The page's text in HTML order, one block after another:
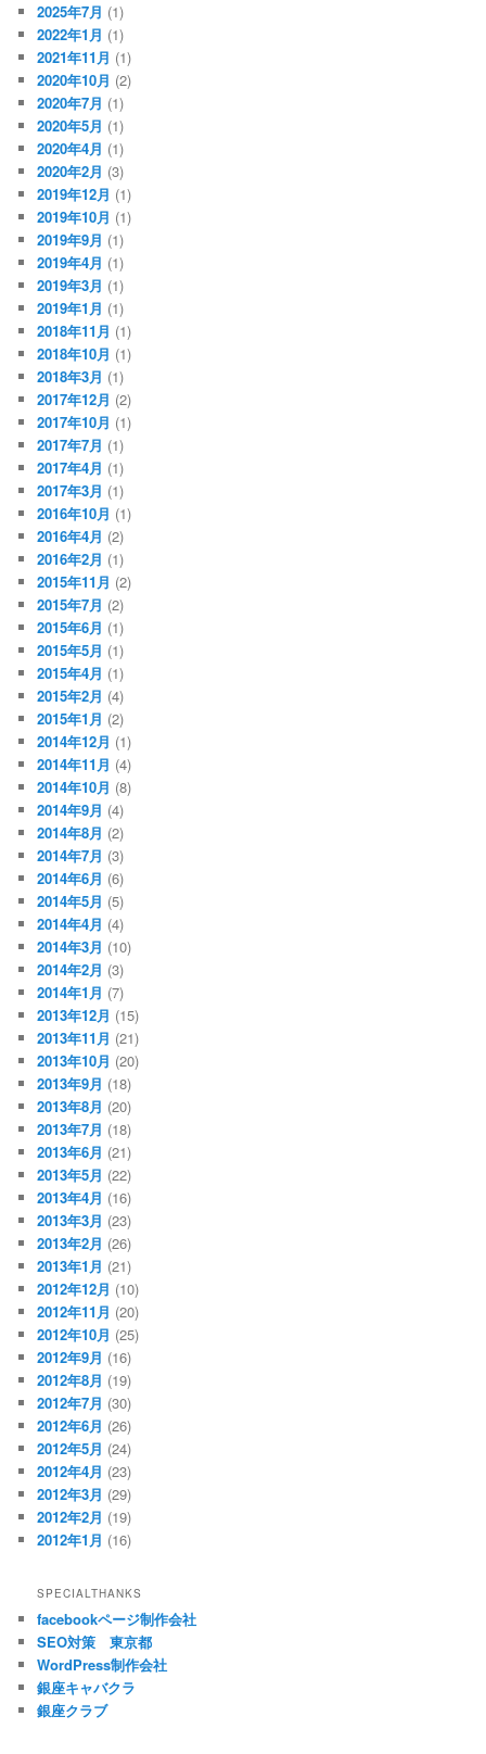
2025年7月 (1)
2022年1月 (1)
2021年11月 (1)
2020年10月 (2)
2020年7月 (1)
2020年5月 (1)
2020年4月 (1)
2020年2月 (3)
2019年12月 (1)
2019年10月 (1)
2019年9月 (1)
2019年4月 (1)
2019年3月 (1)
2019年1月 (1)
2018年11月 (1)
2018年10月 (1)
2018年3月 (1)
2017年12月 (2)
2017年10月 (1)
2017年7月 (1)
2017年4月 (1)
2017年3月 (1)
2016年10月 (1)
2016年4月 (2)
2016年2月 (1)
2015年11月 (2)
2015年7月 (2)
2015年6月 (1)
2015年5月 (1)
2015年4月 (1)
2015年2月 (4)
2015年1月 (2)
2014年12月 (1)
2014年11月 (4)
2014年10月 (8)
2014年9月 (4)
2014年8月 (2)
2014年7月 (3)
2014年6月 (6)
2014年5月 (5)
2014年4月 (4)
2014年3月 (10)
2014年2月 (3)
2014年1月 (7)
2013年12月 (15)
2013年11月 (21)
2013年10月 (20)
2013年9月 (18)
2013年8月 (20)
2013年7月 (18)
2013年6月 (21)
2013年5月 (22)
2013年4月 (16)
2013年3月 (23)
2013年2月 (26)
2013年1月 (21)
2012年12月 (10)
2012年11月 (20)
2012年10月 (25)
2012年9月 (16)
2012年8月 (19)
2012年7月 (30)
2012年6月 (26)
2012年5月 (24)
2012年4月 (23)
2012年3月 (29)
2012年2月 (19)
2012年1月 (16)
SPECIALTHANKS
facebookページ制作会社
SEO対策 東京都
WordPress制作会社
銀座キャバクラ
銀座クラブ